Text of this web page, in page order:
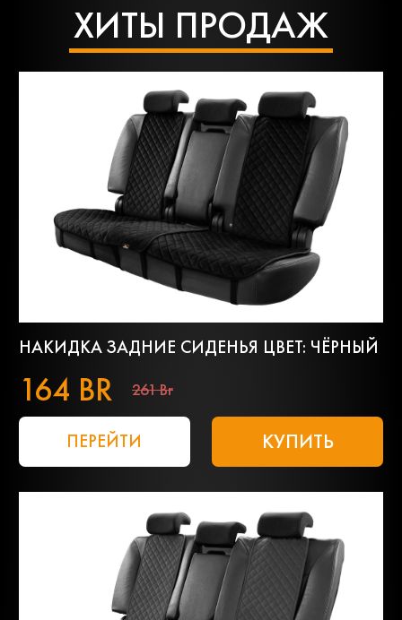
ХИТЫ ПРОДАЖ
НАКИДКА ЗАДНИЕ СИДЕНЬЯ ЦВЕТ: ЧЁРНЫЙ
164 BR 261 Br
ПЕРЕЙТИ КУПИТЬ